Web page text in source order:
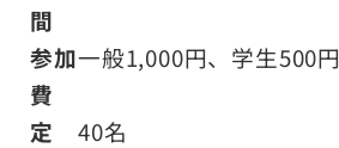
間
参加
費
一般1,000円、学生500円
定 40名